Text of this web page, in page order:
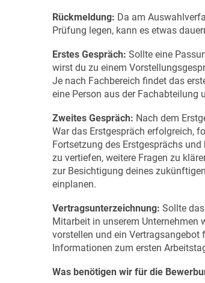
Rückmeldung: Da am
Prüfung legen, kann es etwas
Erstes Gespräch: Sollte eine
wirst du zu einem
Je nach Fachbereich findet das
eine Person aus der Fachabteilung
Zweites Gespräch: Nach dem
War das Erstgespräch erfolgreich,
Fortsetzung des Erstgesprächs
zu vertiefen, weitere Fragen zu
zur Besichtigung deines
einplanen.
Vertragsunterzeichnung: Sollte
Mitarbeit in unserem Unternehmen
vorstellen und ein
Informationen zum ersten
Was benötigen wir für die